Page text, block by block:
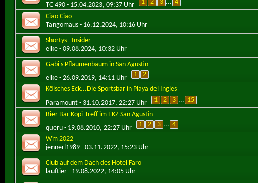
TC 490 - 15.04.2023, 09:37 Uhr 1 2 3 ... 4
Ciao Ciao
Tangomaus - 16.12.2024, 10:16 Uhr
Shortys - Insider
elke - 09.08.2024, 10:32 Uhr
Gabi's Pflaumenbaum in San Agustin
elke - 26.09.2019, 14:11 Uhr 1 2
Kölsches Eck...Die Sportsbar in Playa del Ingles
Paramount - 31.10.2017, 22:27 Uhr 1 2 3 ... 15
Bier Bar Köpi-Treff im EKZ San Agustín
queru - 19.08.2010, 22:27 Uhr 1 2 3 ... 4
Wm 2022
jennerl1989 - 03.11.2022, 15:23 Uhr
Club auf dem Dach des Hotel Faro
lauftier - 19.08.2022, 14:05 Uhr